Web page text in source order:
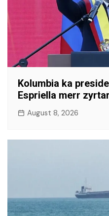
Kolumbia ka
Espriella merr
August 8, 2026